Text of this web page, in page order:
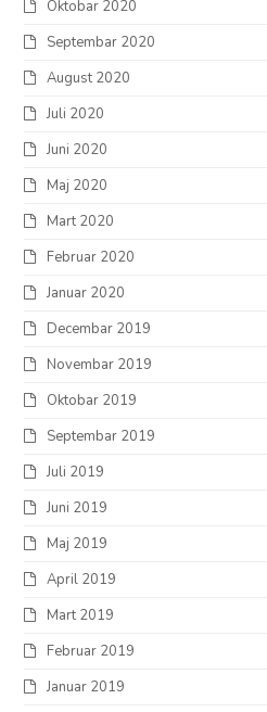
Oktobar 2020
Septembar 2020
August 2020
Juli 2020
Juni 2020
Maj 2020
Mart 2020
Februar 2020
Januar 2020
Decembar 2019
Novembar 2019
Oktobar 2019
Septembar 2019
Juli 2019
Juni 2019
Maj 2019
April 2019
Mart 2019
Februar 2019
Januar 2019